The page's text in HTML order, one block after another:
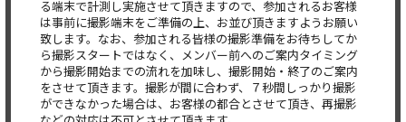
る端末で計測し実施させて頂きますので、参加されるお客様
は事前に撮影端末をご準備の上、お並び頂きますようお願い
致します。なお、参加される皆様の撮影準備をお待ちしてか
ら撮影スタートではなく、メンバー前へのご案内タイミング
から撮影開始までの流れを加味し、撮影開始・終了のご案内
をさせて頂きます。撮影が間に合わず、７秒間しっかり撮影
ができなかった場合は、お客様の都合とさせて頂き、再撮影